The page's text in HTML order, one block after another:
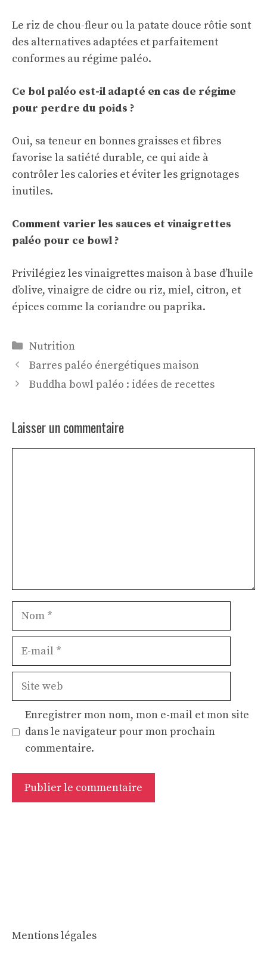
Le riz de chou-fleur ou la patate douce rôtie sont
des alternatives adaptées et parfaitement
conformes au régime paléo.
Ce bol paléo est-il adapté en cas de régime
pour perdre du poids ?
Oui, sa teneur en bonnes graisses et fibres
favorise la satiété durable, ce qui aide à
contrôler les calories et éviter les grignotages
inutiles.
Comment varier les sauces et vinaigrettes
paléo pour ce bowl ?
Privilégiez les vinaigrettes maison à base d’huile
d’olive, vinaigre de cidre ou riz, miel, citron, et
épices comme la coriandre ou paprika.
Catégories
Nutrition
Barres paléo énergétiques maison
Buddha bowl paléo : idées de recettes
Laisser un commentaire
Nom
Site
Enregistrer mon nom, mon e-mail et mon site
dans le navigateur pour mon prochain
commentaire.
Mentions légales